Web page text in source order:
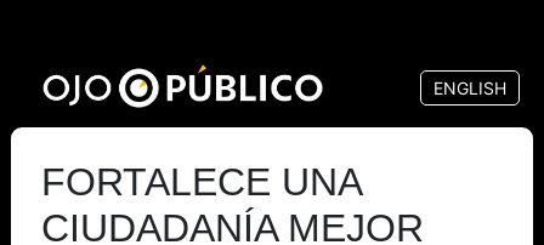
contenido
principal
ENGLISH
FORTALECE UNA
CIUDADANÍA MEJOR